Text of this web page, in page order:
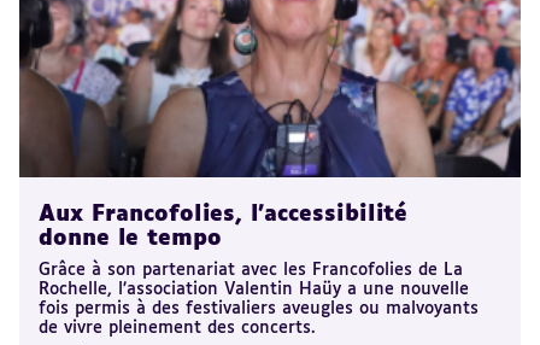
Aux Francofolies, l’accessibilité
donne le tempo
Grâce à son partenariat avec les Francofolies de La
Rochelle, l’association Valentin Haüy a une nouvelle
fois permis à des festivaliers aveugles ou malvoyants
de vivre pleinement des concerts.